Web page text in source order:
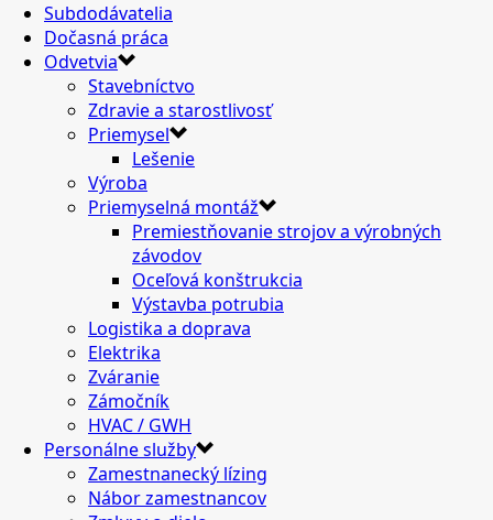
Subdodávatelia
Dočasná práca
Odvetvia
Stavebníctvo
Zdravie a starostlivosť
Priemysel
Lešenie
Výroba
Priemyselná montáž
Premiestňovanie strojov a výrobných
závodov
Oceľová konštrukcia
Výstavba potrubia
Logistika a doprava
Elektrika
Zváranie
Zámočník
HVAC / GWH
Personálne služby
Zamestnanecký lízing
Nábor zamestnancov